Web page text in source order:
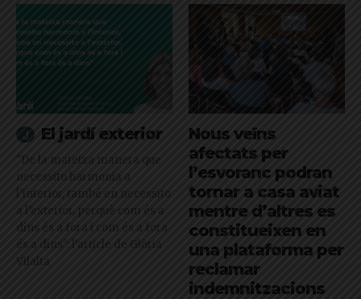
El jardí exterior
"De la mateixa manera que
necessito harmonia a
l’interior, també en necessito
a l’exterior, perquè com és a
dins és a fora i com és a fora
és a dins": l'article de Glòria
Vilalta
Nous veïns
afectats per
l’esvoranc podran
tornar a casa aviat
mentre d’altres es
constitueixen en
una plataforma per
reclamar
indemnitzacions